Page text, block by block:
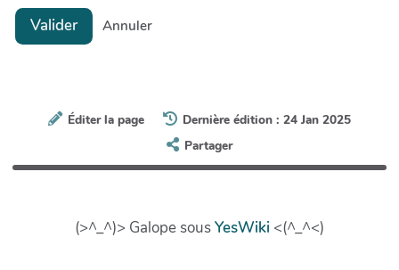
Valider Annuler
Éditer la page
Dernière édition : 24 Jan 2025
Partager
(>^_^)> Galope sousYesWiki <(^_^<)